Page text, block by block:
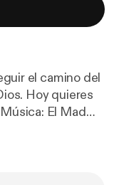
el camino del
Hoy quieres
El Mad